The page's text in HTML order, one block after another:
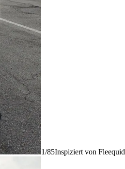
1/85Inspiziert von Fleequid